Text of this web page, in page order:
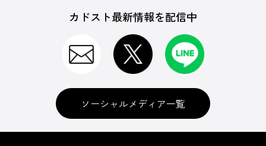
カドスト最新情報を配信中
ソーシャルメディア一覧